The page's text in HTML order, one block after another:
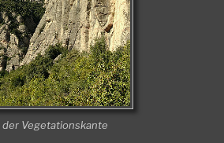
Vegetationskante